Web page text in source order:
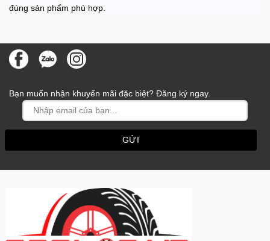
đúng sản phẩm phù hợp.
Bạn muốn nhận khuyến mãi đặc biệt? Đăng ký ngay.